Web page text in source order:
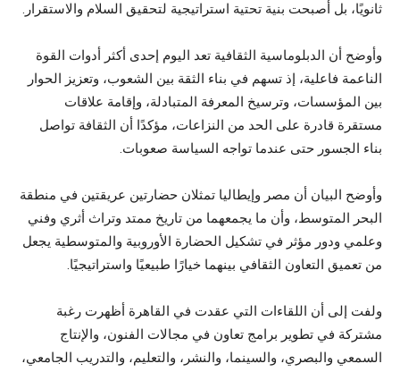
ثانويًا، بل أصبحت بنية تحتية استراتيجية لتحقيق السلام والاستقرار.
وأوضح أن الدبلوماسية الثقافية تعد اليوم إحدى أكثر أدوات القوة
الناعمة فاعلية، إذ تسهم في بناء الثقة بين الشعوب، وتعزيز الحوار
بين المؤسسات، وترسيخ المعرفة المتبادلة، وإقامة علاقات
مستقرة قادرة على الحد من النزاعات، مؤكدًا أن الثقافة تواصل
بناء الجسور حتى عندما تواجه السياسة صعوبات.
وأوضح البيان أن مصر وإيطاليا تمثلان حضارتين عريقتين في منطقة
البحر المتوسط، وأن ما يجمعهما من تاريخ ممتد وتراث أثري وفني
وعلمي ودور مؤثر في تشكيل الحضارة الأوروبية والمتوسطية يجعل
من تعميق التعاون الثقافي بينهما خيارًا طبيعيًا واستراتيجيًا.
ولفت إلى أن اللقاءات التي عقدت في القاهرة أظهرت رغبة
مشتركة في تطوير برامج تعاون في مجالات الفنون، والإنتاج
السمعي والبصري، والسينما، والنشر، والتعليم، والتدريب الجامعي،